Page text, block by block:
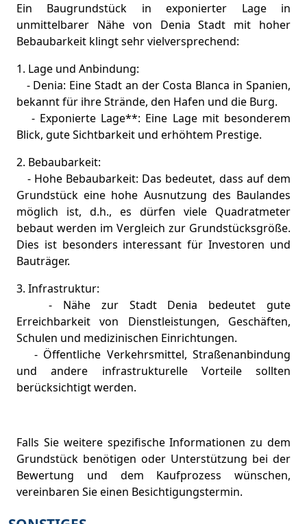
Ein Baugrundstück in exponierter Lage in
unmittelbarer Nähe von Denia Stadt mit hoher
Bebaubarkeit klingt sehr vielversprechend:
1. Lage und Anbindung:
- Denia: Eine Stadt an der Costa Blanca in Spanien,
bekannt für ihre Strände, den Hafen und die Burg.
- Exponierte Lage**: Eine Lage mit besonderem
Blick, gute Sichtbarkeit und erhöhtem Prestige.
2. Bebaubarkeit:
- Hohe Bebaubarkeit: Das bedeutet, dass auf dem
Grundstück eine hohe Ausnutzung des Baulandes
möglich ist, d.h., es dürfen viele Quadratmeter
bebaut werden im Vergleich zur Grundstücksgröße.
Dies ist besonders interessant für Investoren und
Bauträger.
3. Infrastruktur:
- Nähe zur Stadt Denia bedeutet gute
Erreichbarkeit von Dienstleistungen, Geschäften,
Schulen und medizinischen Einrichtungen.
- Öffentliche Verkehrsmittel, Straßenanbindung
und andere infrastrukturelle Vorteile sollten
berücksichtigt werden.
Falls Sie weitere spezifische Informationen zu dem
Grundstück benötigen oder Unterstützung bei der
Bewertung und dem Kaufprozess wünschen,
vereinbaren Sie einen Besichtigungstermin.